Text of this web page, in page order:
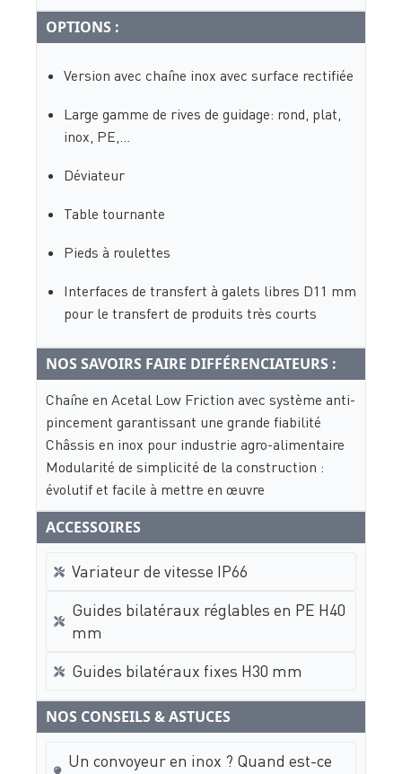
OPTIONS :
Version avec chaîne inox avec surface rectifiée
Large gamme de rives de guidage: rond, plat,
inox, PE,…
Déviateur
Table tournante
Pieds à roulettes
Interfaces de transfert à galets libres D11 mm
pour le transfert de produits très courts
NOS SAVOIRS FAIRE DIFFÉRENCIATEURS :
Chaîne en Acetal Low Friction avec système anti-
pincement garantissant une grande fiabilité
Châssis en inox pour industrie agro-alimentaire
Modularité de simplicité de la construction :
évolutif et facile à mettre en œuvre
ACCESSOIRES
Variateur de vitesse IP66
Guides bilatéraux réglables en PE H40
mm
Guides bilatéraux fixes H30 mm
NOS CONSEILS & ASTUCES
Un convoyeur en inox ? Quand est-ce